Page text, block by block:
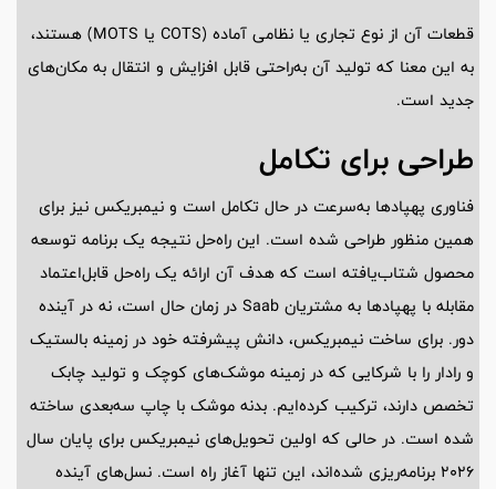
قطعات آن از نوع تجاری یا نظامی آماده (COTS یا MOTS) هستند،
به این معنا که تولید آن به‌راحتی قابل افزایش و انتقال به مکان‌های
جدید است.
طراحی برای تکامل
فناوری پهپادها به‌سرعت در حال تکامل است و نیمبریکس نیز برای
همین منظور طراحی شده است. این راه‌حل نتیجه یک برنامه توسعه
محصول شتاب‌یافته است که هدف آن ارائه یک راه‌حل قابل‌اعتماد
مقابله با پهپادها به مشتریان Saab در زمان حال است، نه در آینده
دور. برای ساخت نیمبریکس، دانش پیشرفته خود در زمینه بالستیک
و رادار را با شرکایی که در زمینه موشک‌های کوچک و تولید چابک
تخصص دارند، ترکیب کرده‌ایم. بدنه موشک با چاپ سه‌بعدی ساخته
شده است. در حالی که اولین تحویل‌های نیمبریکس برای پایان سال
2026 برنامه‌ریزی شده‌اند، این تنها آغاز راه است. نسل‌های آینده